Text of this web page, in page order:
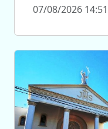
07/08/2026 14:51